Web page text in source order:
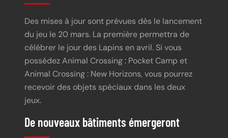
Des mises à jour sont prévues dès le lancement
du jeu le 20 mars. La première permettra de
célébrer le jour des Lapins en avril. Si vous
possédez Animal Crossing : Pocket Camp et
Animal Crossing : New Horizons, vous pourrez
recevoir des objets spéciaux dans les deux
jeux.
De nouveaux bâtiments émergeront